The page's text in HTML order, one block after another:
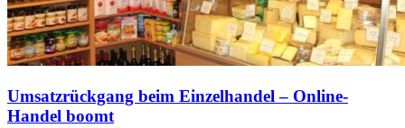
Umsatzrückgang beim Einzelhandel – Online-
Handel boomt